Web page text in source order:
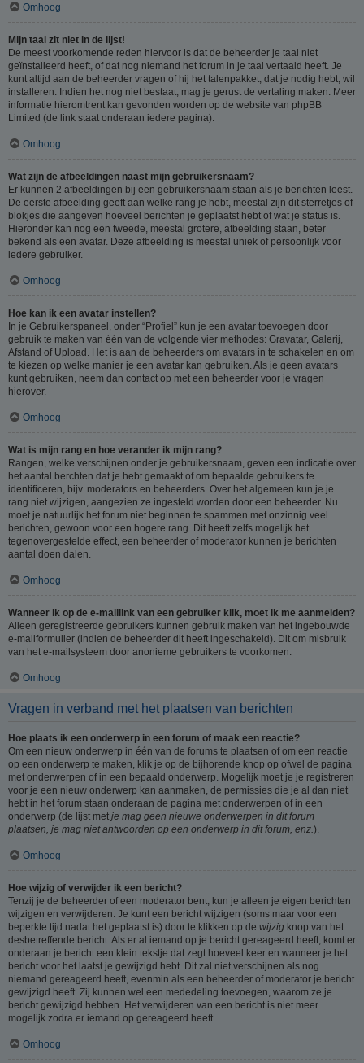
Omhoog
Mijn taal zit niet in de lijst!
De meest voorkomende reden hiervoor is dat de beheerder je taal niet
geïnstalleerd heeft, of dat nog niemand het forum in je taal vertaald heeft. Je
kunt altijd aan de beheerder vragen of hij het talenpakket, dat je nodig hebt, wil
installeren. Indien het nog niet bestaat, mag je gerust de vertaling maken. Meer
informatie hieromtrent kan gevonden worden op de website van phpBB
Limited (de link staat onderaan iedere pagina).
Omhoog
Wat zijn de afbeeldingen naast mijn gebruikersnaam?
Er kunnen 2 afbeeldingen bij een gebruikersnaam staan als je berichten leest.
De eerste afbeelding geeft aan welke rang je hebt, meestal zijn dit sterretjes of
blokjes die aangeven hoeveel berichten je geplaatst hebt of wat je status is.
Hieronder kan nog een tweede, meestal grotere, afbeelding staan, beter
bekend als een avatar. Deze afbeelding is meestal uniek of persoonlijk voor
iedere gebruiker.
Omhoog
Hoe kan ik een avatar instellen?
In je Gebruikerspaneel, onder “Profiel” kun je een avatar toevoegen door
gebruik te maken van één van de volgende vier methodes: Gravatar, Galerij,
Afstand of Upload. Het is aan de beheerders om avatars in te schakelen en om
te kiezen op welke manier je een avatar kan gebruiken. Als je geen avatars
kunt gebruiken, neem dan contact op met een beheerder voor je vragen
hierover.
Omhoog
Wat is mijn rang en hoe verander ik mijn rang?
Rangen, welke verschijnen onder je gebruikersnaam, geven een indicatie over
het aantal berchten dat je hebt gemaakt of om bepaalde gebruikers te
identificeren, bijv. moderators en beheerders. Over het algemeen kun je je
rang niet wijzigen, aangezien ze ingesteld worden door een beheerder. Nu
moet je natuurlijk het forum niet beginnen te spammen met onzinnig veel
berichten, gewoon voor een hogere rang. Dit heeft zelfs mogelijk het
tegenovergestelde effect, een beheerder of moderator kunnen je berichten
aantal doen dalen.
Omhoog
Wanneer ik op de e-maillink van een gebruiker klik, moet ik me aanmelden?
Alleen geregistreerde gebruikers kunnen gebruik maken van het ingebouwde
e-mailformulier (indien de beheerder dit heeft ingeschakeld). Dit om misbruik
van het e-mailsysteem door anonieme gebruikers te voorkomen.
Omhoog
Vragen in verband met het plaatsen van berichten
Hoe plaats ik een onderwerp in een forum of maak een reactie?
Om een nieuw onderwerp in één van de forums te plaatsen of om een reactie
op een onderwerp te maken, klik je op de bijhorende knop op ofwel de pagina
met onderwerpen of in een bepaald onderwerp. Mogelijk moet je je registreren
voor je een nieuw onderwerp kan aanmaken, de permissies die je al dan niet
hebt in het forum staan onderaan de pagina met onderwerpen of in een
onderwerp (de lijst met je mag geen nieuwe onderwerpen in dit forum
plaatsen, je mag niet antwoorden op een onderwerp in dit forum, enz. ).
Omhoog
Hoe wijzig of verwijder ik een bericht?
Tenzij je de beheerder of een moderator bent, kun je alleen je eigen berichten
wijzigen en verwijderen. Je kunt een bericht wijzigen (soms maar voor een
beperkte tijd nadat het geplaatst is) door te klikken op de wijzig knop van het
desbetreffende bericht. Als er al iemand op je bericht gereageerd heeft, komt er
onderaan je bericht een klein tekstje dat zegt hoeveel keer en wanneer je het
bericht voor het laatst je gewijzigd hebt. Dit zal niet verschijnen als nog
niemand gereageerd heeft, evenmin als een beheerder of moderator je bericht
gewijzigd heeft. Zij kunnen wel een mededeling toevoegen, waarom ze je
bericht gewijzigd hebben. Het verwijderen van een bericht is niet meer
mogelijk zodra er iemand op gereageerd heeft.
Omhoog